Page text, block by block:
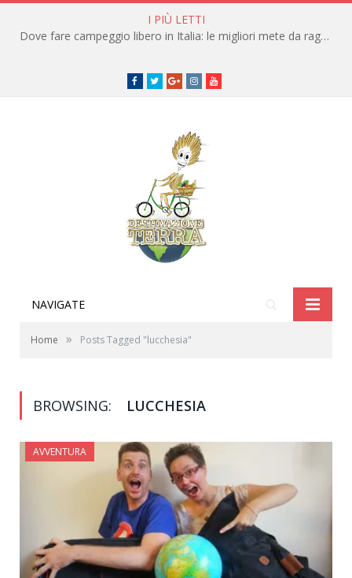
I PIÙ LETTI
Dove fare campeggio libero in Italia: le migliori mete da raggiungere in traghetto
Facebook
TwitterGoogle+instagramyoutube
NAVIGATE
Home » Posts Tagged "lucchesia"
BROWSING: LUCCHESIA
AVVENTURA